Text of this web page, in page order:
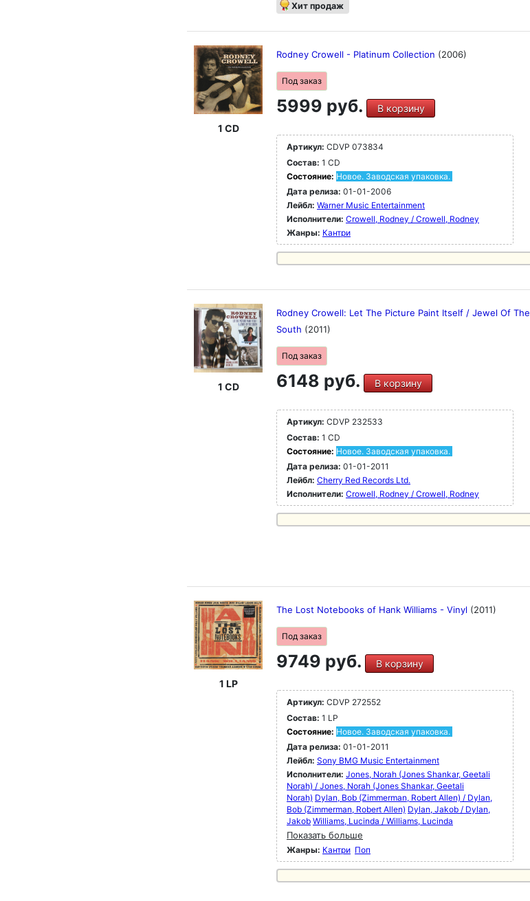
Хит продаж
1 CD
Rodney Crowell - Platinum Collection (2006)
Под заказ
5999 руб. В корзину
Артикул: CDVP 073834
Состав: 1 CD
Состояние: Новое. Заводская упаковка.
Дата релиза: 01-01-2006
Лейбл: Warner Music Entertainment
Исполнители: Crowell, Rodney / Crowell, Rodney
Жанры: Кантри
1 CD
Rodney Crowell: Let The Picture Paint Itself / Jewel Of The
South (2011)
Под заказ
6148 руб. В корзину
Артикул: CDVP 232533
Состав: 1 CD
Состояние: Новое. Заводская упаковка.
Дата релиза: 01-01-2011
Лейбл: Cherry Red Records Ltd.
Исполнители: Crowell, Rodney / Crowell, Rodney
1 LP
The Lost Notebooks of Hank Williams - Vinyl (2011)
Под заказ
9749 руб. В корзину
Артикул: CDVP 272552
Состав: 1 LP
Состояние: Новое. Заводская упаковка.
Дата релиза: 01-01-2011
Лейбл: Sony BMG Music Entertainment
Исполнители: Jones, Norah (Jones Shankar, Geetali
Norah) / Jones, Norah (Jones Shankar, Geetali
Norah) Dylan, Bob (Zimmerman, Robert Allen) / Dylan,
Bob (Zimmerman, Robert Allen) Dylan, Jakob / Dylan,
Jakob Williams, Lucinda / Williams, Lucinda
Показать больше
Жанры: Кантри Поп